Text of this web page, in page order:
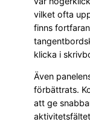
vilket ofta
finns
klicka i
Även
förbättrats.
att ge